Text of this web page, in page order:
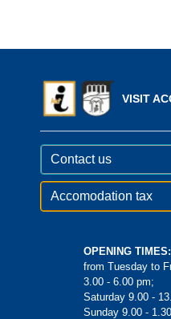
VISIT
Contact us
Accomodation tax
OPENING TIMES:
from Tuesday to
3.00 - 6.00 pm;
Saturday 9.00 -
Sunday 9.00 -